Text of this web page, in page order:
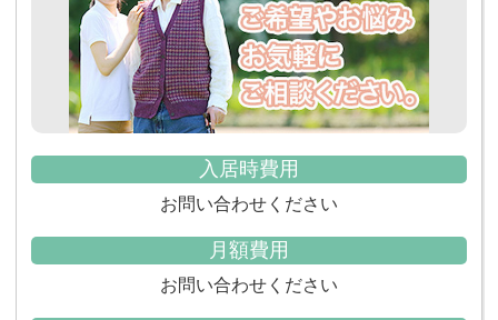
入居時費用
お問い合わせください
月額費用
お問い合わせください